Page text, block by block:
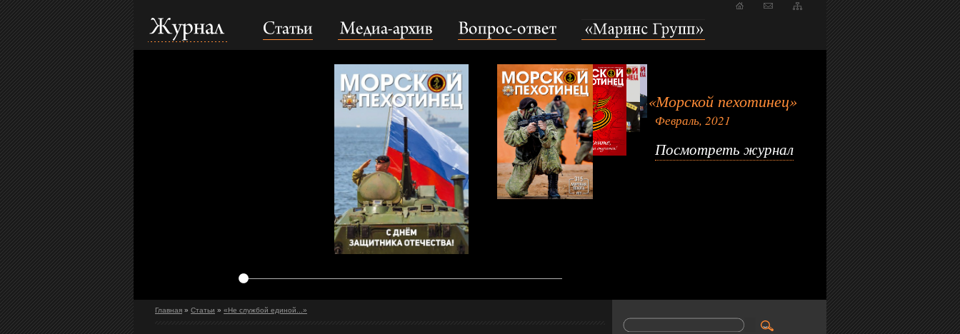
Журнал Статьи Медиа-архив Вопрос-ответ «Маринс Групп»
«Морской пехотинец»
Февраль, 2021
Посмотреть журнал
Главная » Статьи » «Не службой единой...»